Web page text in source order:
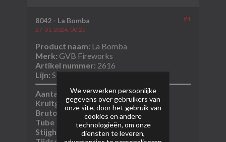
#1
8042 - La Bomba
27-01-2024, 00:25
​Product naam: La Bomba
Merk: GVB Fireworks
Artikel nummer: 2616
Lijn: St8ment Fireworks
Aantal schoten:64 schoten
Kruitgewicht (NEM):296 gram
Bruto gewicht:onbekend
Tube diameter:20 mm
Stijghoogte:onbekend
We verwerken persoonlijke
gegevens over gebruikers van
onze site, door het gebruik van
cookies en andere
technologieën, om onze
diensten te leveren,